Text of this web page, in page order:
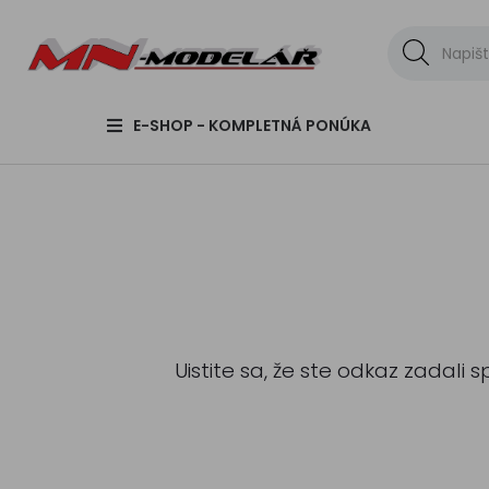
E-SHOP - KOMPLETNÁ PONÚKA
Uistite sa, že ste odkaz zadali